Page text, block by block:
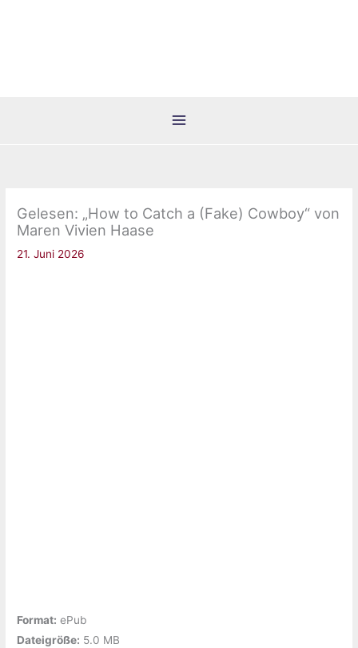
Gelesen: „How to Catch a (Fake) Cowboy“ von
Maren Vivien Haase
21. Juni 2026
Format: ePub
Dateigröße: ‎5.0 MB